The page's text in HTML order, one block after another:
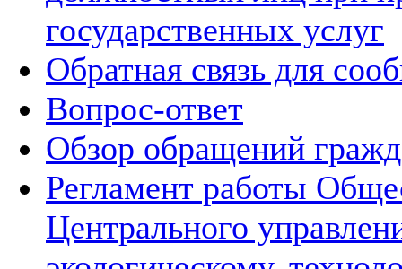
государственных услуг
Обратная связь для
Вопрос-ответ
Обзор обращений
Регламент работы
Центрального